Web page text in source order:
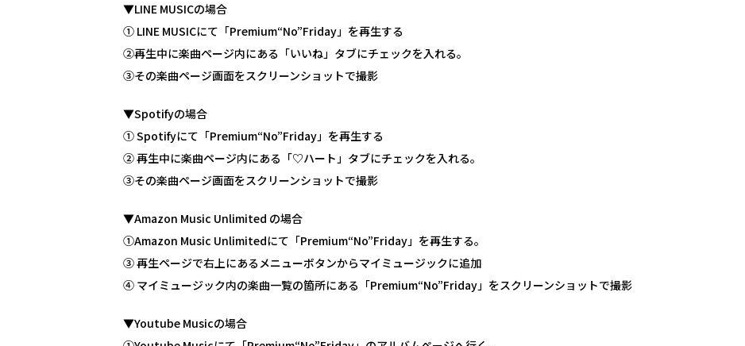
▼LINE MUSICの場合
① LINE MUSICにて「Premium“No”Friday」を再生する
②再生中に楽曲ページ内にある「いいね」タブにチェックを入れる。
③その楽曲ページ画面をスクリーンショットで撮影
▼Spotifyの場合
① Spotifyにて「Premium“No”Friday」を再生する
② 再生中に楽曲ページ内にある「♡ハート」タブにチェックを入れる。
③その楽曲ページ画面をスクリーンショットで撮影
▼Amazon Music Unlimited の場合
①Amazon Music Unlimitedにて「Premium“No”Friday」を再生する。
③ 再生ページで右上にあるメニューボタンからマイミュージックに追加
④ マイミュージック内の楽曲一覧の箇所にある「Premium“No”Friday」をスクリーンショットで撮影
▼Youtube Musicの場合